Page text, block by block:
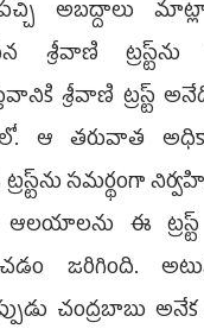
అబద్దాలు
శ్రీవాణి ట్రస్ట్‌ను
శ్రీవాణి ట్రస్ట్
ఆ తరువాత
సమర్థంగా
ఆలయాలను ఈ
జరిగింది.
చంద్రబాబు